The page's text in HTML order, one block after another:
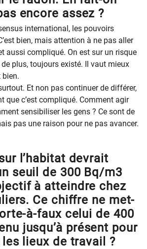
encore assez ?
international, les pouvoirs
bien, mais attention à ne pas aller
aussi compliqué. On est sur un risque
plus, toujours existé. Il vaut mieux
bien.
Et non pas continuer de différer,
que c’est compliqué. Comment agir
sensibiliser les gens ? Ce sont de
pas une raison pour ne pas avancer.
l’habitat devrait
seuil de 300 Bq/m3
à atteindre chez
Ce chiffre ne met-
à-faux celui de 400
jusqu’à présent pour
les lieux de travail ?